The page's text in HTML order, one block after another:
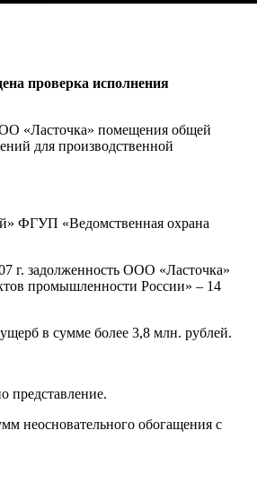
проверка исполнения
«Ласточка» помещения общей
для производственной
ФГУП «Ведомственная охрана
г. задолженность ООО «Ласточка»
промышленности России» – 14
в сумме более 3,8 млн. рублей.
представление.
неосновательного обогащения с